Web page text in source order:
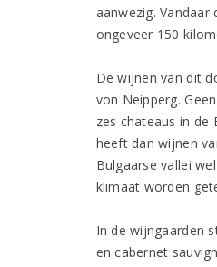
aanwezig.
ongeveer 150
De wijnen van dit
von Neipperg.
zes chateaus in de
heeft dan wijnen
Bulgaarse vallei
klimaat worden
In de wijngaarden
en cabernet